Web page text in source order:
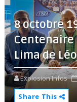
8 octobre
Centenaire
Lima de
Explosion Infos
Share This